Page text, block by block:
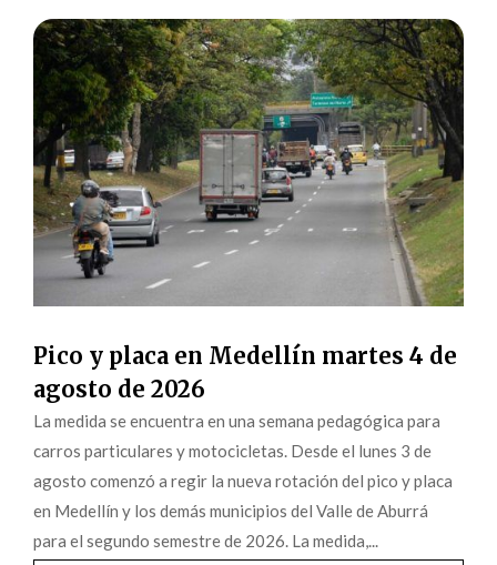
Pico y placa en Medellín martes 4 de
agosto de 2026
La medida se encuentra en una semana pedagógica para
carros particulares y motocicletas. Desde el lunes 3 de
agosto comenzó a regir la nueva rotación del pico y placa
en Medellín y los demás municipios del Valle de Aburrá
para el segundo semestre de 2026. La medida,...